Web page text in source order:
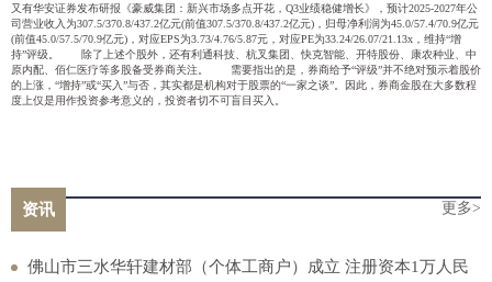
又有华安证券发布研报《豪威集团：新兴市场多点开花，Q3业绩稳健增长》，预计2025-2027年公
司营业收入为307.5/370.8/437.2亿元(前值307.5/370.8/437.2亿元)，归母净利润为45.0/57.4/70.9亿元
(前值45.0/57.5/70.9亿元)，对应EPS为3.73/4.76/5.87元，对应PE为33.24/26.07/21.13x，维持“增
持”评级。 除了上述个股外，还有利通科技、杭叉集团、快克智能、开特股份、康农种业、中
原内配、佰仁医疗等多股备受券商关注。 需要指出的是，券商给予“评级”并不绝对预示着股价
的上涨，“增持”或“买入”与否，其实都是机构对于股票的“一家之谈”。因此，券商金股在大多数程
度上仅是用作投资参考意义的，投资者切不可盲目买入。
资讯 更多>
佛山市三水华轩建材部（个体工商户）成立 注册资本1万人民